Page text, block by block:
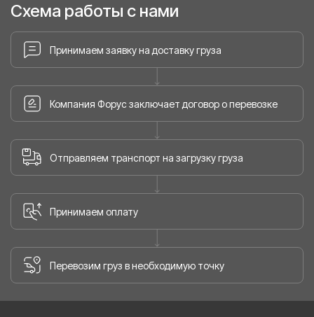
Схема работы с нами
Принимаем заявку на доставку груза
Компания Форус заключает договор о перевозке
Отправляем транспорт на загрузку груза
Принимаем оплату
Перевозим груз в необходимую точку